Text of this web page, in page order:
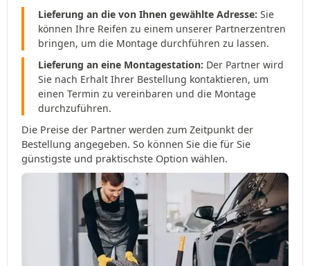
Lieferung an die von Ihnen gewählte Adresse: Sie
können Ihre Reifen zu einem unserer Partnerzentren
bringen, um die Montage durchführen zu lassen.
Lieferung an eine Montagestation: Der Partner wird
Sie nach Erhalt Ihrer Bestellung kontaktieren, um
einen Termin zu vereinbaren und die Montage
durchzuführen.
Die Preise der Partner werden zum Zeitpunkt der
Bestellung angegeben. So können Sie die für Sie
günstigste und praktischste Option wählen.